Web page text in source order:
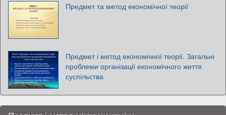
Предмет та метод економічної теорії
Предмет і метод економічної теорії. Загальні
проблеми організації економічного життя
суспільства